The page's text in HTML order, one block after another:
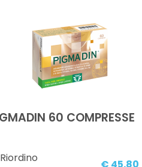
60 COMPRESSE